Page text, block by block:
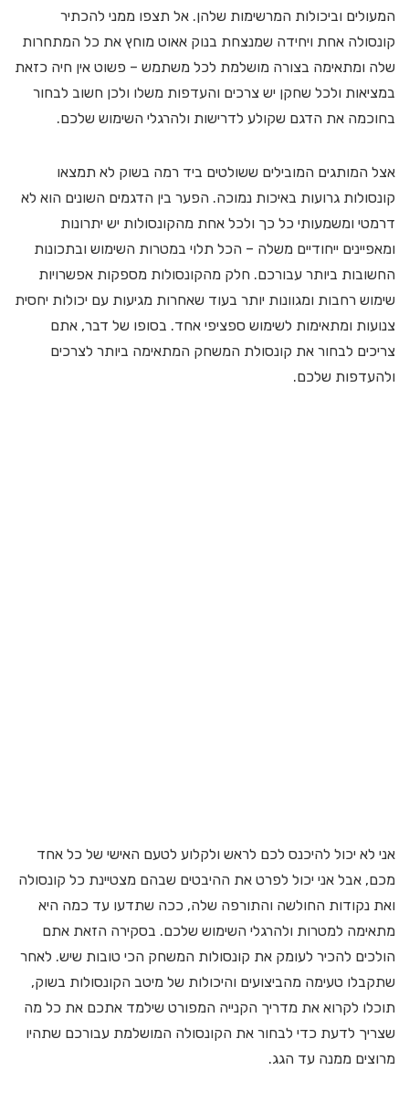
המעולים וביכולות המרשימות שלהן. אל תצפו ממני להכתיר
קונסולה אחת ויחידה שמנצחת בנוק אאוט מוחץ את כל המתחרות
שלה ומתאימה בצורה מושלמת לכל משתמש – פשוט אין חיה כזאת
במציאות ולכל שחקן יש צרכים והעדפות משלו ולכן חשוב לבחור
בחוכמה את הדגם שקולע לדרישות ולהרגלי השימוש שלכם.
אצל המותגים המובילים ששולטים ביד רמה בשוק לא תמצאו
קונסולות גרועות באיכות נמוכה. הפער בין הדגמים השונים הוא לא
דרמטי ומשמעותי כל כך ולכל אחת מהקונסולות יש יתרונות
ומאפיינים ייחודיים משלה – הכל תלוי במטרות השימוש ובתכונות
החשובות ביותר עבורכם. חלק מהקונסולות מספקות אפשרויות
שימוש רחבות ומגוונות יותר בעוד שאחרות מגיעות עם יכולות יחסית
צנועות ומתאימות לשימוש ספציפי אחד. בסופו של דבר, אתם
צריכים לבחור את קונסולת המשחק המתאימה ביותר לצרכים
ולהעדפות שלכם.
אני לא יכול להיכנס לכם לראש ולקלוע לטעם האישי של כל אחד
מכם, אבל אני יכול לפרט את ההיבטים שבהם מצטיינת כל קונסולה
ואת נקודות החולשה והתורפה שלה, ככה שתדעו עד כמה היא
מתאימה למטרות ולהרגלי השימוש שלכם. בסקירה הזאת אתם
הולכים להכיר לעומק את קונסולות המשחק הכי טובות שיש. לאחר
שתקבלו טעימה מהביצועים והיכולות של מיטב הקונסולות בשוק,
תוכלו לקרוא את מדריך הקנייה המפורט שילמד אתכם את כל מה
שצריך לדעת כדי לבחור את הקונסולה המושלמת עבורכם שתהיו
מרוצים ממנה עד הגג.